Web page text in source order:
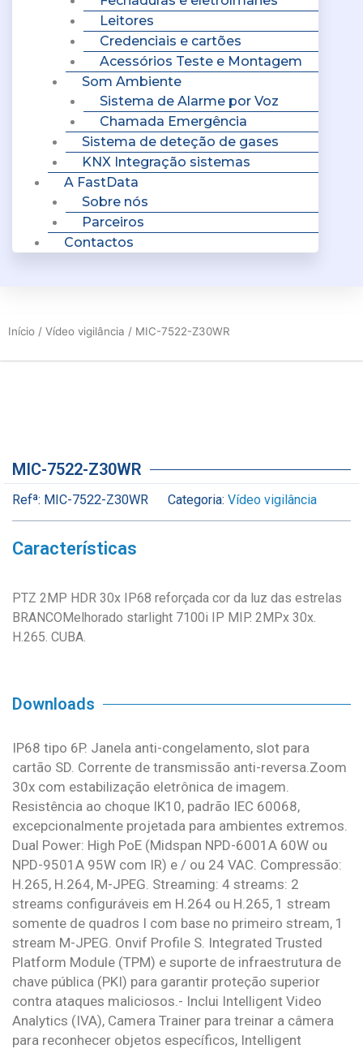
Leitores
Credenciais e cartões
Acessórios Teste e Montagem
Som Ambiente
Sistema de Alarme por Voz
Chamada Emergência
Sistema de deteção de gases
KNX Integração sistemas
A FastData
Sobre nós
Parceiros
Contactos
Início / Vídeo vigilância / MIC-7522-Z30WR
MIC-7522-Z30WR
Refª: MIC-7522-Z30WR Categoria: Vídeo vigilância
Características
PTZ 2MP HDR 30x IP68 reforçada cor da luz das estrelas
BRANCOMelhorado starlight 7100i IP MIP. 2MPx 30x.
H.265. CUBA.
Downloads
IP68 tipo 6P. Janela anti-congelamento, slot para
cartão SD. Corrente de transmissão anti-reversa.Zoom
30x com estabilização eletrônica de imagem.
Resistência ao choque IK10, padrão IEC 60068,
excepcionalmente projetada para ambientes extremos.
Dual Power: High PoE (Midspan NPD-6001A 60W ou
NPD-9501A 95W com IR) e / ou 24 VAC. Compressão:
H.265, H.264, M-JPEG. Streaming: 4 streams: 2
streams configuráveis ​​em H.264 ou H.265, 1 stream
somente de quadros I com base no primeiro stream, 1
stream M-JPEG. Onvif Profile S. Integrated Trusted
Platform Module (TPM) e suporte de infraestrutura de
chave pública (PKI) para garantir proteção superior
contra ataques maliciosos.- Inclui Intelligent Video
Analytics (IVA), Camera Trainer para treinar a câmera
para reconhecer objetos específicos, Intelligent